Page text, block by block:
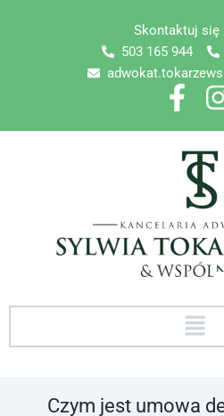
Skontaktuj się
503 165 944
Menu
Czym jest umowa